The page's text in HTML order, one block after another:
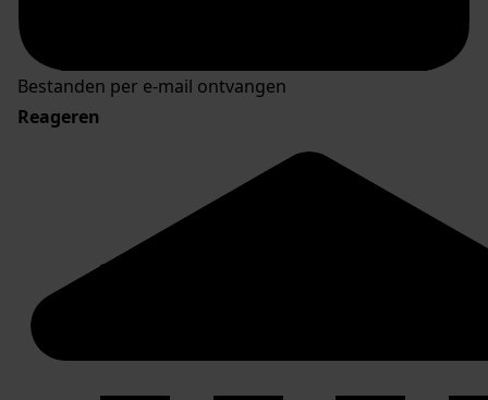
Bestanden per e-mail ontvangen
Reageren